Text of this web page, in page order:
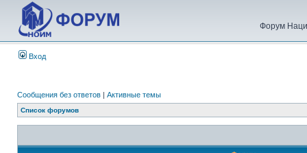
Форум
Вход
Сообщения без ответов | Активные темы
Список форумов